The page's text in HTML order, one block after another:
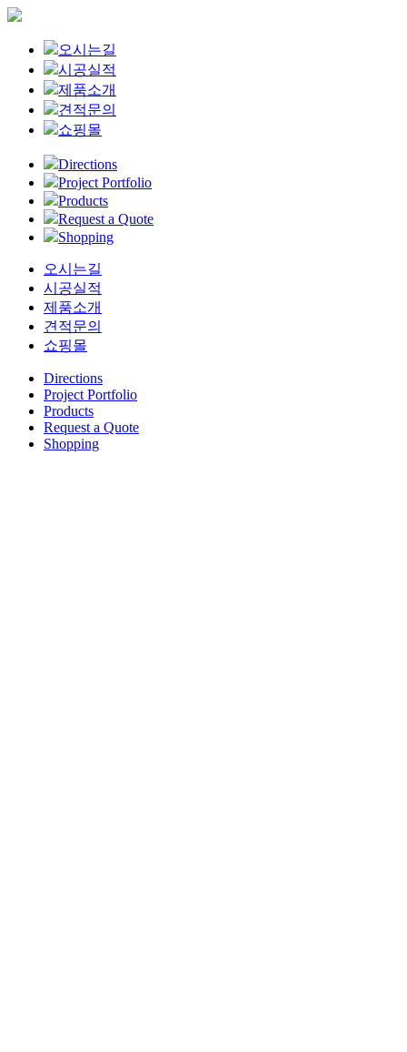
오시는길
시공실적
제품소개
견적문의
쇼핑몰
Directions
Project Portfolio
Products
Request a Quote
Shopping
오시는길
시공실적
제품소개
견적문의
쇼핑몰
Directions
Project Portfolio
Products
Request a Quote
Shopping